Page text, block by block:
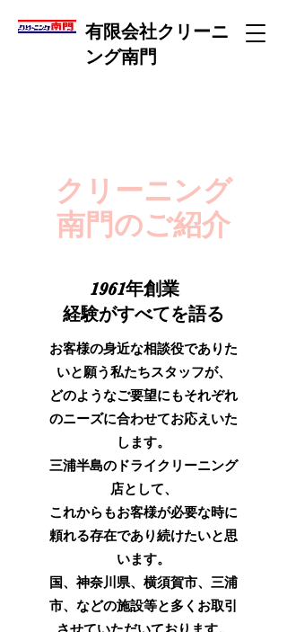
有限会社クリーニ
ング南門
クリーニング
南門のご紹介
1961年創業
経験がすべてを語る
お客様の身近な相談役でありた
いと願う私たちスタッフが、
どのようなご要望にもそれぞれ
のニーズに合わせてお応えいた
します。
三浦半島のドライクリーニング
店として、
これからもお客様が必要な時に
頼れる存在であり続けたいと思
います。
国、神奈川県、横須賀市、三浦
市、などの施設等と多くお取引
させていただいております。